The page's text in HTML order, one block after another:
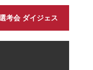
考会 ダイジェス